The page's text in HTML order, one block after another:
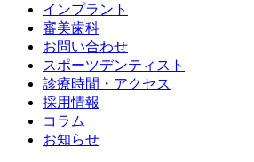
インプラント
審美歯科
お問い合わせ
スポーツデンティスト
診療時間・アクセス
採用情報
コラム
お知らせ